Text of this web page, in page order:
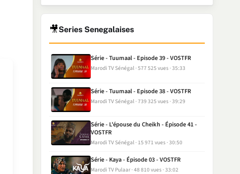
🎥Series Senegalaises
Série - Tuumaal - Episode 39 - VOSTFR
Marodi TV Sénégal 577 525 vues 35:33
Série - Tuumaal - Episode 38 - VOSTFR
Marodi TV Sénégal 739 325 vues 39:29
Série - L'épouse du Cheikh - Épisode 41 -
VOSTFR
Marodi TV Sénégal 15 971 vues 30:50
Série - Kaya - Épisode 03 - VOSTFR
Marodi TV Pulaar 48 810 vues 33:02